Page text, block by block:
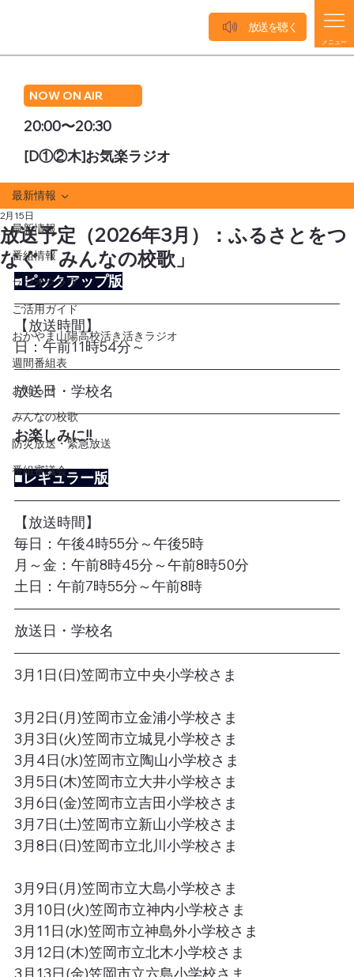
NOW ON AIR
20:00〜20:30
[D①②木]お気楽ラジオ
メニュー
放送を聴く
最新情報
番組情報
ラジオクラブ
ご活用ガイド
おかやま山陽高校活き活きラジオ
週間番組表
お知らせ
みんなの校歌
防災放送・緊急放送
番組審議会
最新情報
放送予定（2026年3月）：ふるさとをつ
なぐ「みんなの校歌」
2月15日
■ピックアップ版
【放送時間】
日：午前11時54分～
放送日・学校名
お楽しみに!!
■レギュラー版
【放送時間】
毎日：午後4時55分～午後5時
月～金：午前8時45分～午前8時50分
土日：午前7時55分～午前8時
放送日・学校名
3月1日(日)笠岡市立中央小学校さま
3月2日(月)笠岡市立金浦小学校さま
3月3日(火)笠岡市立城見小学校さま
3月4日(水)笠岡市立陶山小学校さま
3月5日(木)笠岡市立大井小学校さま
3月6日(金)笠岡市立吉田小学校さま
3月7日(土)笠岡市立新山小学校さま
3月8日(日)笠岡市立北川小学校さま
3月9日(月)笠岡市立大島小学校さま
3月10日(火)笠岡市立神内小学校さま
3月11日(水)笠岡市立神島外小学校さま
3月12日(木)笠岡市立北木小学校さま